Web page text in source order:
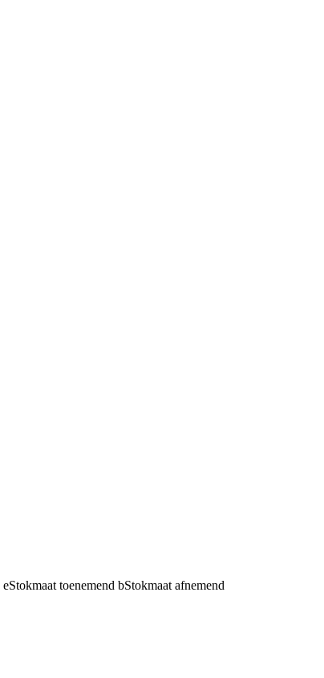
eStokmaat toenemend bStokmaat afnemend